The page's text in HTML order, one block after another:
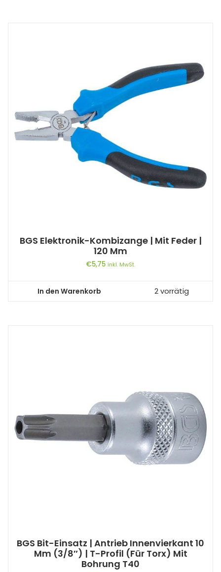
BGS Elektronik-Kombizange | Mit Feder |
120 Mm
€5,75 inkl. MwSt.
In den Warenkorb 2 vorrätig
BGS Bit-Einsatz | Antrieb Innenvierkant 10
Mm (3/8″) | T-Profil (für Torx) Mit
Bohrung T40